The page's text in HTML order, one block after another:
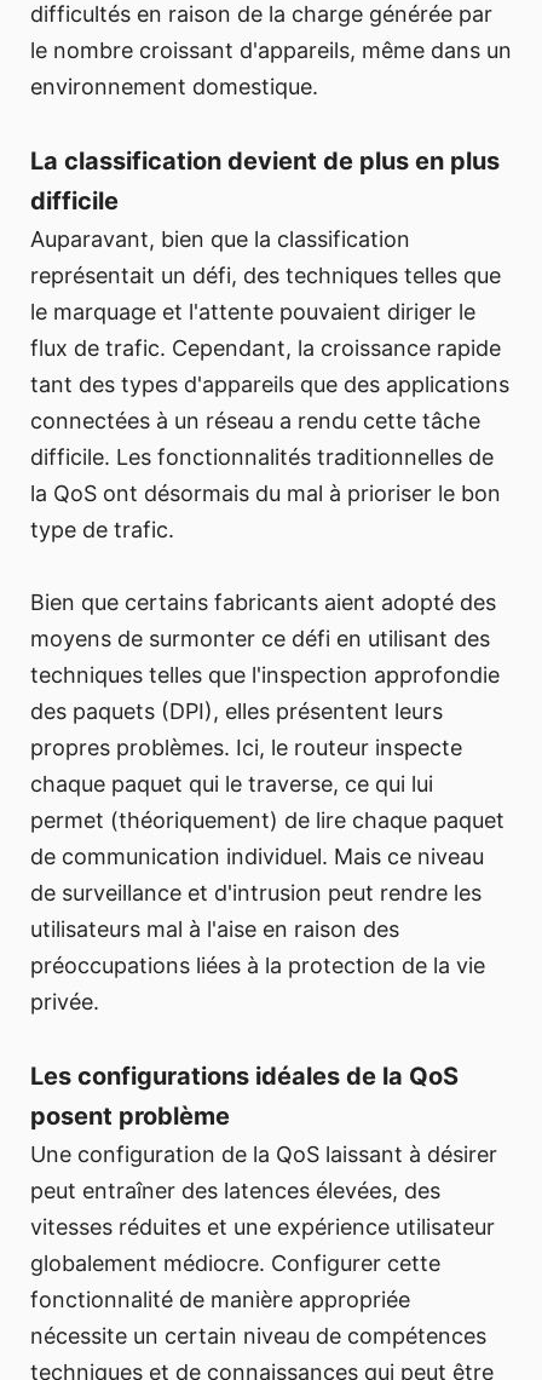
difficultés en raison de la charge générée par
le nombre croissant d'appareils, même dans un
environnement domestique.
La classification devient de plus en plus
difficile
Auparavant, bien que la classification
représentait un défi, des techniques telles que
le marquage et l'attente pouvaient diriger le
flux de trafic. Cependant, la croissance rapide
tant des types d'appareils que des applications
connectées à un réseau a rendu cette tâche
difficile. Les fonctionnalités traditionnelles de
la QoS ont désormais du mal à prioriser le bon
type de trafic.
Bien que certains fabricants aient adopté des
moyens de surmonter ce défi en utilisant des
techniques telles que l'inspection approfondie
des paquets (DPI), elles présentent leurs
propres problèmes. Ici, le routeur inspecte
chaque paquet qui le traverse, ce qui lui
permet (théoriquement) de lire chaque paquet
de communication individuel. Mais ce niveau
de surveillance et d'intrusion peut rendre les
utilisateurs mal à l'aise en raison des
préoccupations liées à la protection de la vie
privée.
Les configurations idéales de la QoS
posent problème
Une configuration de la QoS laissant à désirer
peut entraîner des latences élevées, des
vitesses réduites et une expérience utilisateur
globalement médiocre. Configurer cette
fonctionnalité de manière appropriée
nécessite un certain niveau de compétences
techniques et de connaissances qui peut être